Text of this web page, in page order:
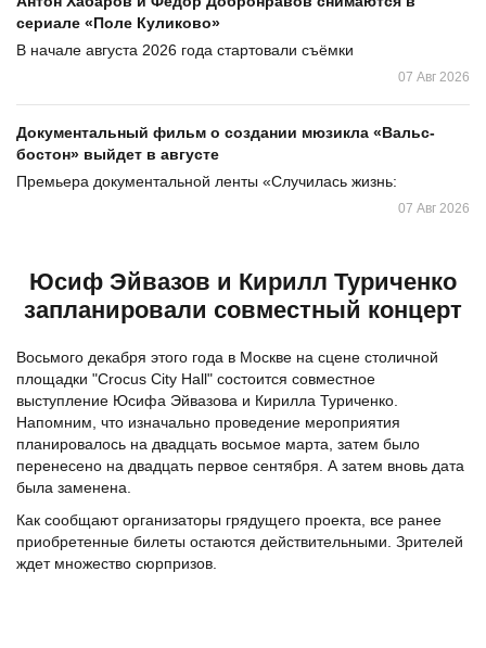
сериале «Поле Куликово»
В начале августа 2026 года стартовали съёмки
07 Авг 2026
Документальный фильм о создании мюзикла «Вальс-
бостон» выйдет в августе
Премьера документальной ленты «Случилась жизнь:
07 Авг 2026
Юсиф Эйвазов и Кирилл Туриченко
запланировали совместный концерт
Восьмого декабря этого года в Москве на сцене столичной
площадки "Crocus City Hall" состоится совместное
выступление Юсифа Эйвазова и Кирилла Туриченко.
Напомним, что изначально проведение мероприятия
планировалось на двадцать восьмое марта, затем было
перенесено на двадцать первое сентября. А затем вновь дата
была заменена.
Как сообщают организаторы грядущего проекта, все ранее
приобретенные билеты остаются действительными. Зрителей
ждет множество сюрпризов.